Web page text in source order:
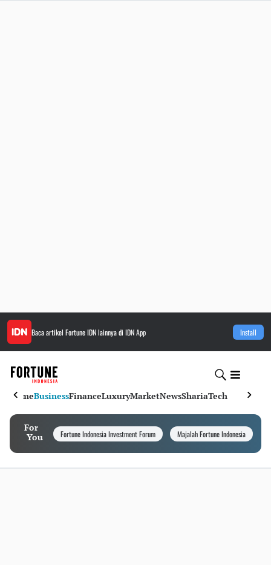
Baca artikel Fortune IDNlainnya di IDN App Install
HomeBusinessFinanceLuxuryMarketNewsShariaTech
For
You
Fortune Indonesia Investment Forum Majalah Fortune Indonesia